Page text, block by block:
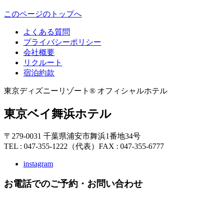
このページのトップへ
よくある質問
プライバシーポリシー
会社概要
リクルート
宿泊約款
東京ディズニーリゾート® オフィシャルホテル
東京ベイ舞浜ホテル
〒279-0031 千葉県浦安市舞浜1番地34号
TEL : 047-355-1222（代表） FAX : 047-355-6777
instagram
お電話でのご予約・お問い合わせ